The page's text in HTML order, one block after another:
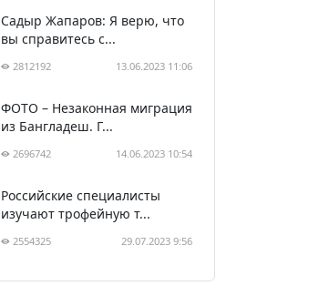
Садыр Жапаров: Я верю, что
вы справитесь с...
2812192 13.06.2023 11:06
ФОТО – Незаконная миграция
из Бангладеш. Г...
2696742 14.06.2023 10:54
Российские специалисты
изучают трофейную т...
2554325 29.07.2023 9:56